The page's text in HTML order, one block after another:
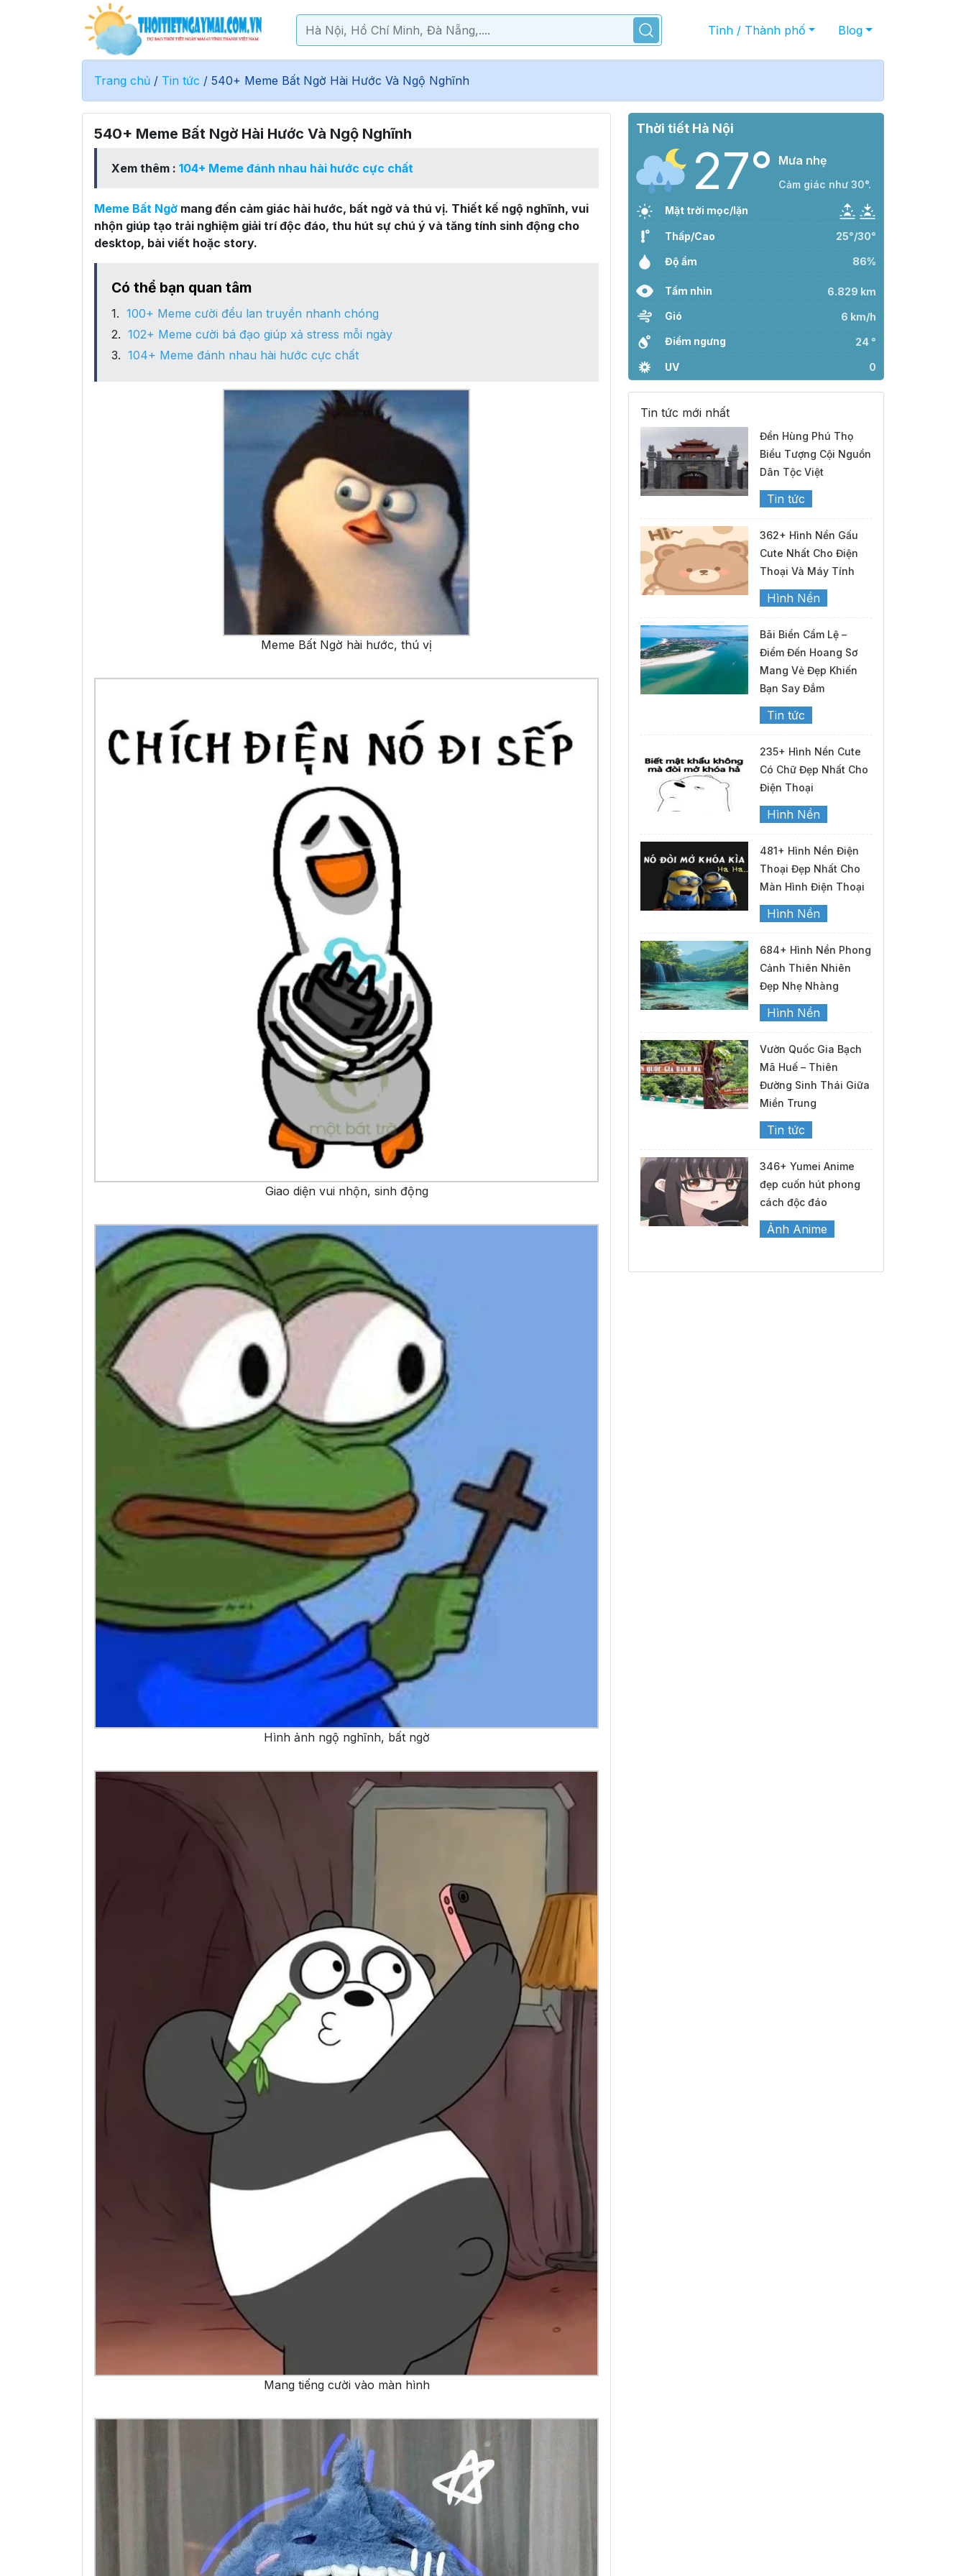
Tỉnh / Thành phố Blog
Trang chủ / Tin tức / 540+ Meme Bất Ngờ Hài Hước Và Ngộ Nghĩnh
540+ Meme Bất Ngờ Hài Hước Và Ngộ Nghĩnh
Xem thêm : 104+ Meme đánh nhau hài hước cực chất
Meme Bất Ngờ mang đến cảm giác hài hước, bất ngờ và thú vị. Thiết kế ngộ nghĩnh, vui
nhộn giúp tạo trải nghiệm giải trí độc đáo, thu hút sự chú ý và tăng tính sinh động cho
desktop, bài viết hoặc story.
Có thể bạn quan tâm
100+ Meme cười đểu lan truyền nhanh chóng
102+ Meme cười bá đạo giúp xả stress mỗi ngày
104+ Meme đánh nhau hài hước cực chất
Meme Bất Ngờ hài hước, thú vị
Giao diện vui nhộn, sinh động
Hình ảnh ngộ nghĩnh, bất ngờ
Mang tiếng cười vào màn hình
Thời tiết Hà Nội
27° Mưa nhẹ
Cảm giác như 30°.
Mặt trời mọc/lặn
Thấp/Cao 25°/30°
Độ ẩm 86%
Tầm nhìn 6.829 km
Gió 6 km/h
Điểm ngưng 24 °
UV 0
Tin tức mới nhất
Đền Hùng Phú Thọ
Biểu Tượng Cội Nguồn
Dân Tộc Việt
Tin tức
362+ Hình Nền Gấu
Cute Nhất Cho Điện
Thoại Và Máy Tính
Hình Nền
Bãi Biển Cẩm Lệ –
Điểm Đến Hoang Sơ
Mang Vẻ Đẹp Khiến
Bạn Say Đắm
Tin tức
235+ Hình Nền Cute
Có Chữ Đẹp Nhất Cho
Điện Thoại
Hình Nền
481+ Hình Nền Điện
Thoại Đẹp Nhất Cho
Màn Hình Điện Thoại
Hình Nền
684+ Hình Nền Phong
Cảnh Thiên Nhiên
Đẹp Nhẹ Nhàng
Hình Nền
Vườn Quốc Gia Bạch
Mã Huế – Thiên
Đường Sinh Thái Giữa
Miền Trung
Tin tức
346+ Yumei Anime
đẹp cuốn hút phong
cách độc đáo
Ảnh Anime